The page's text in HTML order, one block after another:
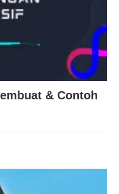
& Contoh